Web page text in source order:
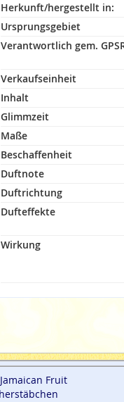
Herkunft/hergestellt in:
Ursprungsgebiet
Verantwortlich gem.
Verkaufseinheit
Inhalt
Glimmzeit
Maße
Beschaffenheit
Duftnote
Duftrichtung
Dufteffekte
Wirkung
Fruit